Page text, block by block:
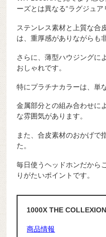
ーズとは異なる“ラグジュア
ステンレス素材と上質な合
は、重厚感がありながらも
さらに、薄型ハウジングに
おしゃれです。
特にプラチナカラーは、単
金属部分との組み合わせに
な雰囲気があります。
また、合皮素材のおかげで
た。
毎日使うヘッドホンだから
りがたいポイントです。
1000X THE
商品情報